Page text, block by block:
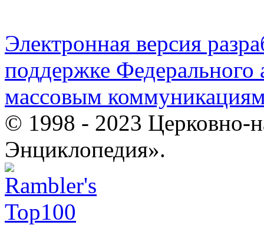
Электронная версия
поддержке Федерального
массовым
© 1998 - 2023 Церковно-
Энциклопедия».